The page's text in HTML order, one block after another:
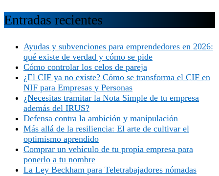
Entradas recientes
Ayudas y subvenciones para emprendedores en 2026:
qué existe de verdad y cómo se pide
Cómo controlar los celos de pareja
¿El CIF ya no existe? Cómo se transforma el CIF en
NIF para Empresas y Personas
¿Necesitas tramitar la Nota Simple de tu empresa
además del IRUS?
Defensa contra la ambición y manipulación
Más allá de la resiliencia: El arte de cultivar el
optimismo aprendido
Comprar un vehículo de tu propia empresa para
ponerlo a tu nombre
La Ley Beckham para Teletrabajadores nómadas